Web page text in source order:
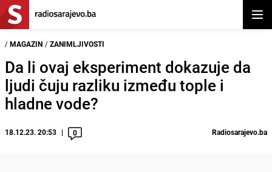
/ MAGAZIN / ZANIMLJIVOSTI
Da li ovaj eksperiment dokazuje da
ljudi čuju razliku između tople i
hladne vode?
18.12.23. 20:53 0 Radiosarajevo.ba